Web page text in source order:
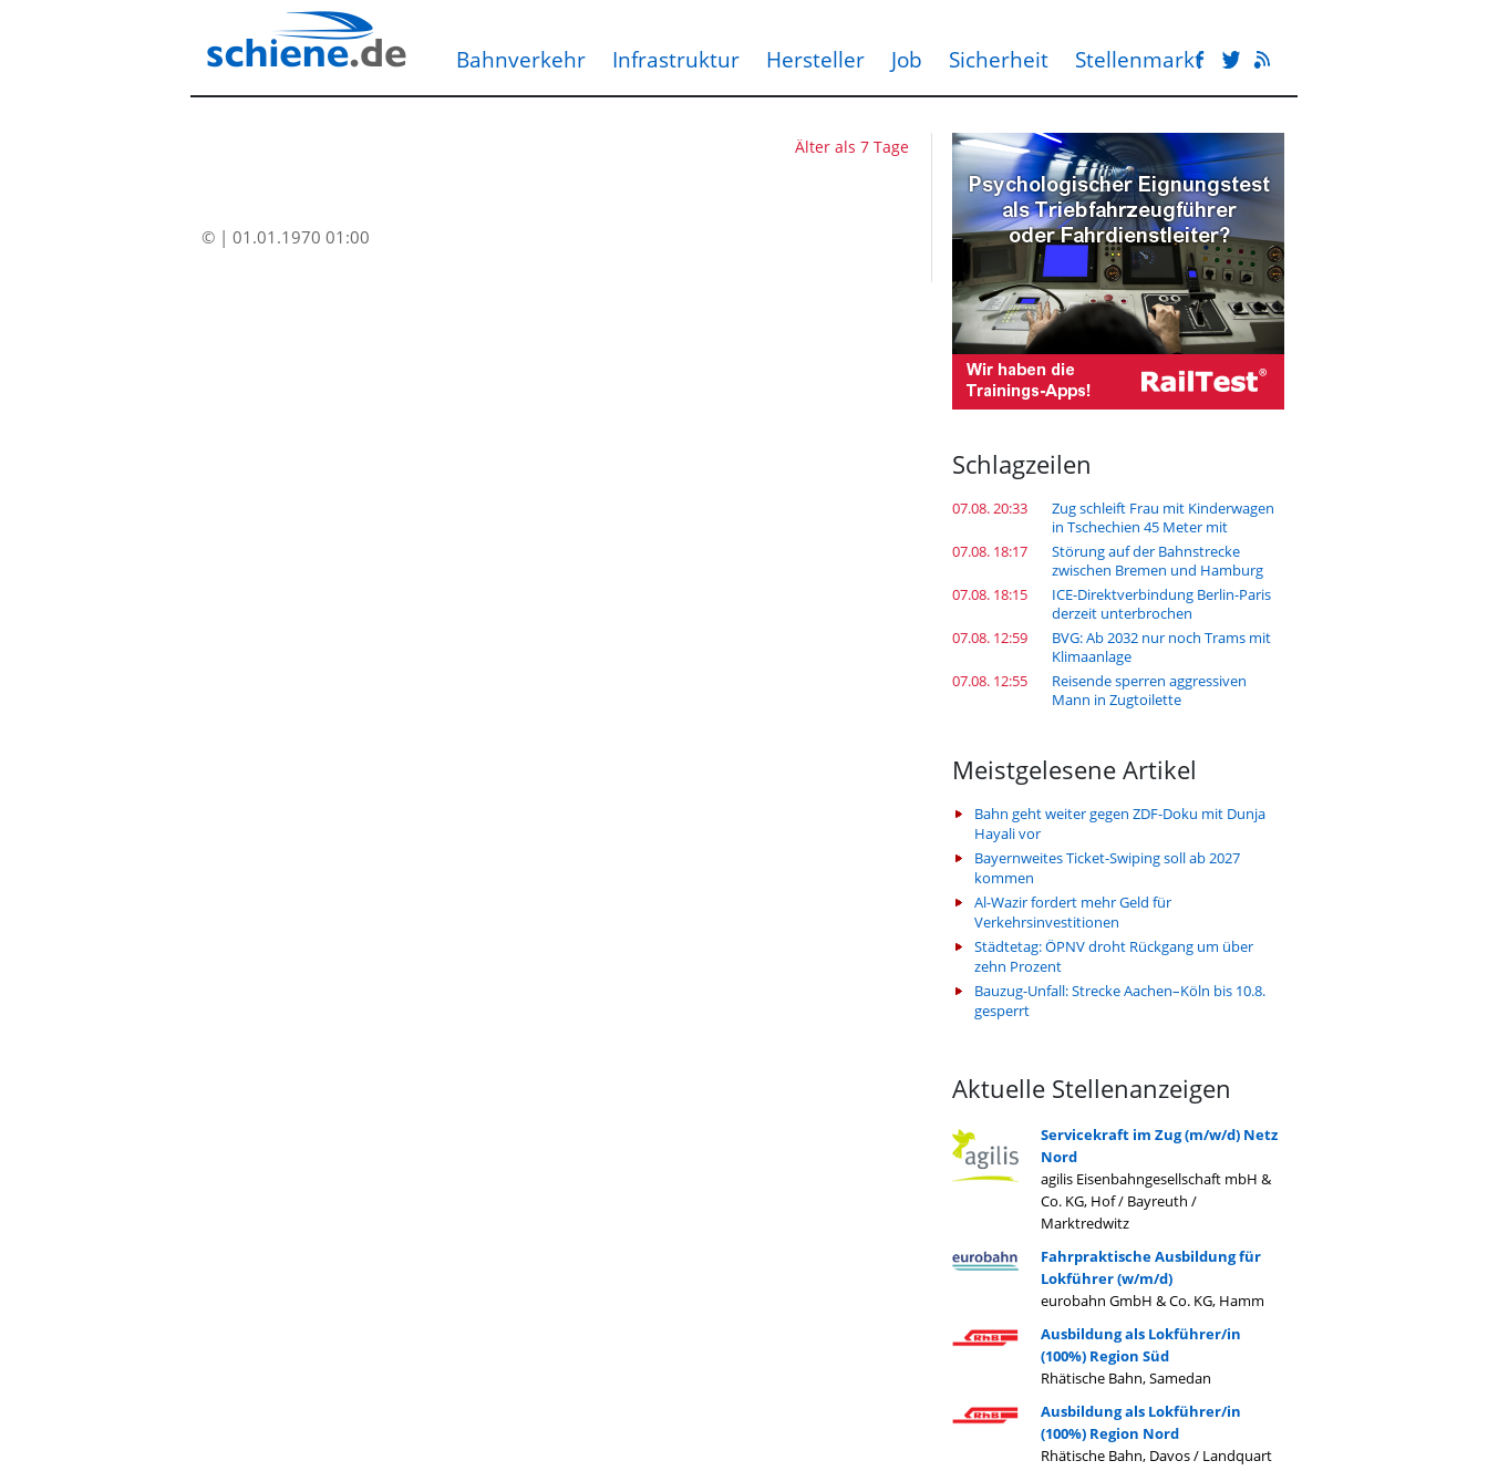
Bahnverkehr Infrastruktur Hersteller Job Sicherheit Stellenmarkt
Älter als 7 Tage
© | 01.01.1970 01:00
Schlagzeilen
07.08. 20:33
Zug schleift Frau mit Kinderwagen
in Tschechien 45 Meter mit
07.08. 18:17
Störung auf der Bahnstrecke
zwischen Bremen und Hamburg
07.08. 18:15
ICE-Direktverbindung Berlin-Paris
derzeit unterbrochen
07.08. 12:59
BVG: Ab 2032 nur noch Trams mit
Klimaanlage
07.08. 12:55
Reisende sperren aggressiven
Mann in Zugtoilette
Meistgelesene Artikel
Bahn geht weiter gegen ZDF-Doku mit Dunja
Hayali vor
Bayernweites Ticket-Swiping soll ab 2027
kommen
Al-Wazir fordert mehr Geld für
Verkehrsinvestitionen
Städtetag: ÖPNV droht Rückgang um über
zehn Prozent
Bauzug-Unfall: Strecke Aachen–Köln bis 10.8.
gesperrt
Aktuelle Stellenanzeigen
Servicekraft im Zug (m/w/d) Netz
Nord
agilis Eisenbahngesellschaft mbH &
Co. KG, Hof / Bayreuth /
Marktredwitz
Fahrpraktische Ausbildung für
Lokführer (w/m/d)
eurobahn GmbH & Co. KG, Hamm
Ausbildung als Lokführer/in
(100%) Region Süd
Rhätische Bahn, Samedan
Ausbildung als Lokführer/in
(100%) Region Nord
Rhätische Bahn, Davos / Landquart